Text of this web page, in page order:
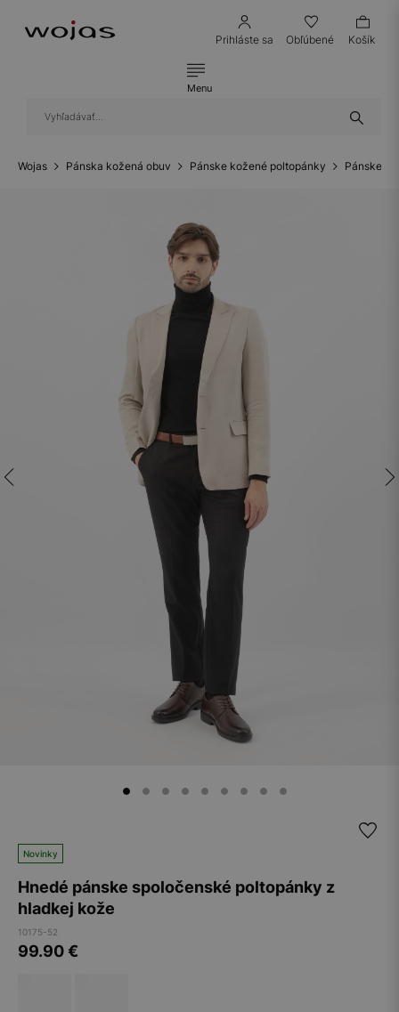
Prihláste sa Obľúbené Košík
Menu
Wojas Pánska kožená obuv Pánske kožené poltopánky Pánske
Novinky
Hnedé pánske spoločenské poltopánky z
hladkej kože
10175-52
99.90€